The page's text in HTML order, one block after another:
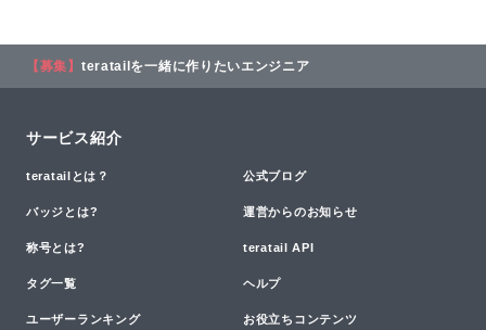
【募集】 teratailを一緒に作りたいエンジニア
サービス紹介
teratailとは？ 公式ブログ
バッジとは? 運営からのお知らせ
称号とは? teratail API
タグ一覧 ヘルプ
ユーザーランキング お役立ちコンテンツ